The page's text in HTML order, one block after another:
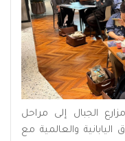
الجبال إلى مراحل
والعالمية مع